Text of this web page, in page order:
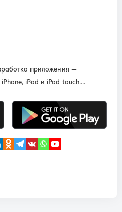
приложения —
iPad и iPod touch....